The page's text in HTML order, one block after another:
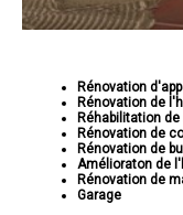
Rénovation
Rénovation de
Réhabilitation
Rénovation de
Rénovation de
Amélioraton de
Rénovation de
Garage